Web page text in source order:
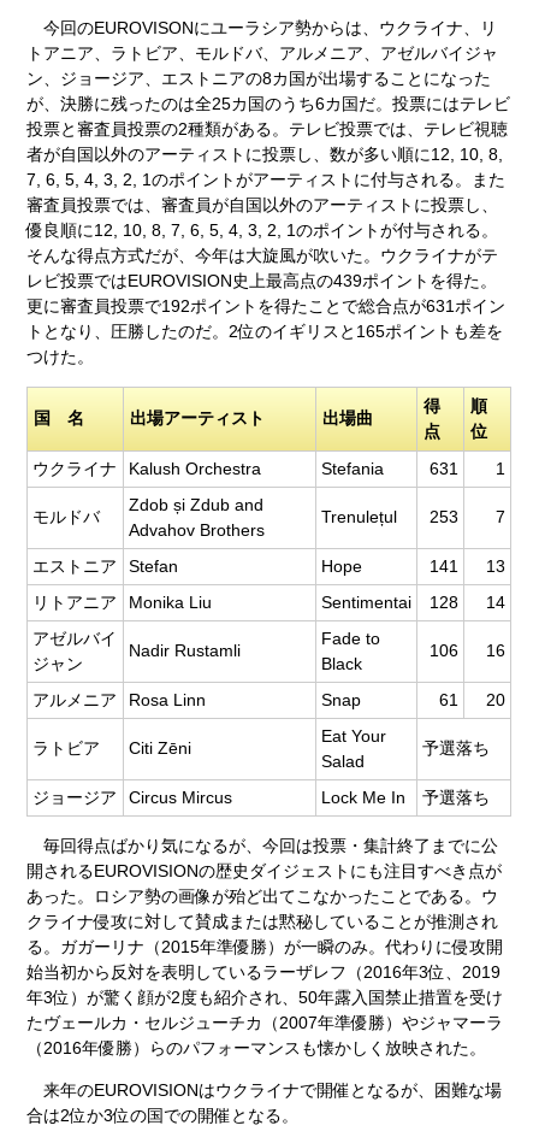
今回のEUROVISONにユーラシア勢からは、ウクライナ、リ
トアニア、ラトビア、モルドバ、アルメニア、アゼルバイジャ
ン、ジョージア、エストニアの8カ国が出場することになった
が、決勝に残ったのは全25カ国のうち6カ国だ。投票にはテレビ
投票と審査員投票の2種類がある。テレビ投票では、テレビ視聴
者が自国以外のアーティストに投票し、数が多い順に12, 10, 8,
7, 6, 5, 4, 3, 2, 1のポイントがアーティストに付与される。また
審査員投票では、審査員が自国以外のアーティストに投票し、
優良順に12, 10, 8, 7, 6, 5, 4, 3, 2, 1のポイントが付与される。
そんな得点方式だが、今年は大旋風が吹いた。ウクライナがテ
レビ投票ではEUROVISION史上最高点の439ポイントを得た。
更に審査員投票で192ポイントを得たことで総合点が631ポイン
トとなり、圧勝したのだ。2位のイギリスと165ポイントも差を
つけた。
国 名 出場アーティスト 出場曲
得
点
順
位
ウクライナ
Kalush Orchestra Stefania 631 1
モルドバ
Zdob și Zdub and
Advahov Brothers
Trenulețul 253 7
エストニア Stefan Hope 141
13
リトアニア
Monika Liu Sentimentai 128
14
アゼルバイ
ジャン
Nadir Rustamli
Fade to
Black
106 16
アルメニア Rosa Linn Snap 61 20
ラトビア Citi Zēni
Eat Your
Salad
予選落ち
ジョージア Circus Mircus Lock Me In 予選落ち
毎回得点ばかり気になるが、今回は投票・集計終了までに公
開されるEUROVISIONの歴史ダイジェストにも注目すべき点が
あった。ロシア勢の画像が殆ど出てこなかったことである。ウ
クライナ侵攻に対して賛成または黙秘していることが推測され
る。ガガーリナ（2015年準優勝）が一瞬のみ。代わりに侵攻開
始当初から反対を表明しているラーザレフ（2016年3位、2019
年3位）が驚く顔が2度も紹介され、50年露入国禁止措置を受け
たヴェールカ・セルジューチカ（2007年準優勝）やジャマーラ
（2016年優勝）らのパフォーマンスも懐かしく放映された。
来年のEUROVISIONはウクライナで開催となるが、困難な場
合は2位か3位の国での開催となる。